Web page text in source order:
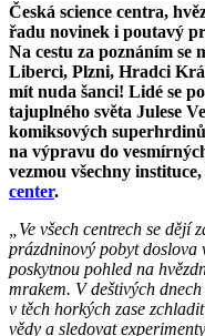
Česká science centra,
řadu novinek i poutavý
Na cestu za poznáním se
Liberci, Plzni, Hradci
mít nuda šanci! Lidé se
tajuplného světa Julese
komiksových
na výpravu do
vezmou všechny
center.
„Ve všech centrech se
prázdninový pobyt doslova
poskytnou pohled na
mrakem. V deštivých
v těch horkých zase
vědy a sledovat